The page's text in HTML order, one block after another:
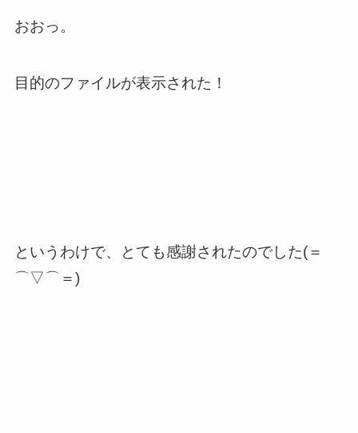
おおっ。
目的のファイルが表示された！
というわけで、とても感謝されたのでした(＝
⌒▽⌒＝)